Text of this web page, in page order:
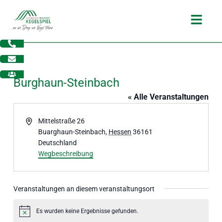
Inhalt
springen
Main
Burghaun-Steinbach
« Alle Veranstaltungen
AdresseMittelstraße 26
Buarghaun-Steinbach, Hessen 36161
Deutschland
Wegbeschreibung
Veranstaltungen an diesem veranstaltungsort
HinweisEs wurden keine Ergebnisse gefunden.